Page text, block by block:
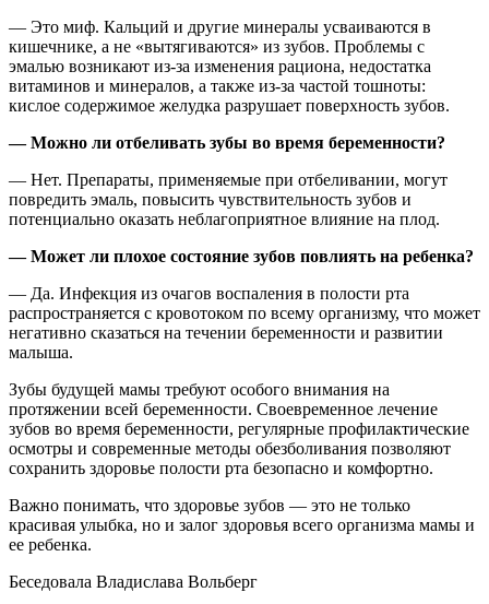
— Это миф. Кальций и другие минералы усваиваются в
кишечнике, а не «вытягиваются» из зубов. Проблемы с
эмалью возникают из-за изменения рациона, недостатка
витаминов и минералов, а также из-за частой тошноты:
кислое содержимое желудка разрушает поверхность зубов.
— Можно ли отбеливать зубы во время беременности?
— Нет. Препараты, применяемые при отбеливании, могут
повредить эмаль, повысить чувствительность зубов и
потенциально оказать неблагоприятное влияние на плод.
— Может ли плохое состояние зубов повлиять на ребенка?
— Да. Инфекция из очагов воспаления в полости рта
распространяется с кровотоком по всему организму, что может
негативно сказаться на течении беременности и развитии
малыша.
Зубы будущей мамы требуют особого внимания на
протяжении всей беременности. Своевременное лечение
зубов во время беременности, регулярные профилактические
осмотры и современные методы обезболивания позволяют
сохранить здоровье полости рта безопасно и комфортно.
Важно понимать, что здоровье зубов — это не только
красивая улыбка, но и залог здоровья всего организма мамы и
ее ребенка.
Беседовала Владислава Вольберг